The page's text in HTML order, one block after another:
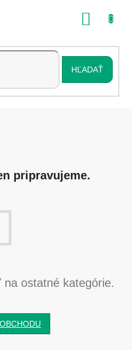
HĽADAŤ
pripravujeme.
ostatné kategórie.